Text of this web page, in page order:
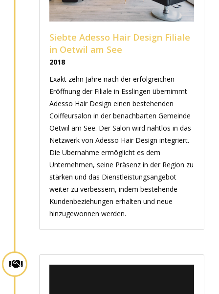
Siebte Adesso Hair Design Filiale
in Oetwil am See
2018
Exakt zehn Jahre nach der erfolgreichen
Eröffnung der Filiale in Esslingen übernimmt
Adesso Hair Design einen bestehenden
Coiffeursalon in der benachbarten Gemeinde
Oetwil am See. Der Salon wird nahtlos in das
Netzwerk von Adesso Hair Design integriert.
Die Übernahme ermöglicht es dem
Unternehmen, seine Präsenz in der Region zu
stärken und das Dienstleistungsangebot
weiter zu verbessern, indem bestehende
Kundenbeziehungen erhalten und neue
hinzugewonnen werden.